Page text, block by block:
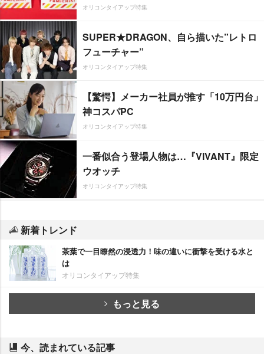
オリコンタイアップ特集
SUPER★DRAGON、自ら描いた”レトロ
フューチャー”
オリコンタイアップ特集
【驚愕】メーカー社員が推す「10万円台」
神コスパPC
オリコンタイアップ特集
一番似合う登場人物は…『VIVANT』限定
ウオッチ
オリコンタイアップ特集
新着トレンド
茶葉で一目瞭然の浸透力！味の違いに衝撃を受ける水と
は
オリコンタイアップ特集
もっと見る
今、読まれている記事